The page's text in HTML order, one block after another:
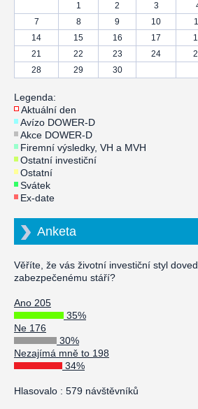
1
2 3
7
8 9 10
14
15 16 17
21
22 23 24
28
29 30
Legenda:
Aktuální den
Avízo DOWER-D
Akce DOWER-D
Firemní výsledky, VH a MVH
Ostatní investiční
Ostatní
Svátek
Ex-date
Anketa
Věříte, že vás životní investiční styl
zabezpečenému stáří?
Ano 205
35%
Ne 176
30%
Nezajímá mně to 198
34%
Hlasovalo : 579 návštěvníků